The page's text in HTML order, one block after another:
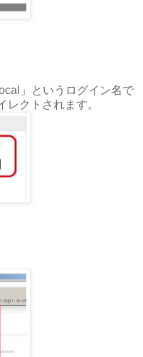
」というログイン名で
レクトされます。